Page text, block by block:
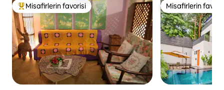
Misafirlerin favorilerinden en beğenilenler arasında
Misafirlerin favorisi Misafirlerin
Misafirlerin